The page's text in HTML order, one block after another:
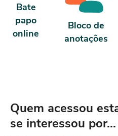
Bate
papo
online
Bloco de
anotações
Quem acessou
se interessou por...